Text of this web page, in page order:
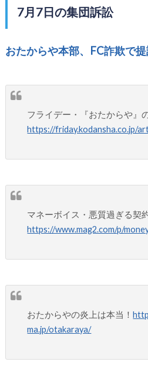
7月7日の集団訴訟
おたからや本部、FC詐欺で提
フライデー・『おたからや』
https://friday.kodansha.co.jp/
マネーボイス・悪質過ぎる契
https://www.mag2.com/p/
おたからやの炎上は本当！
ma.jp/otakaraya/